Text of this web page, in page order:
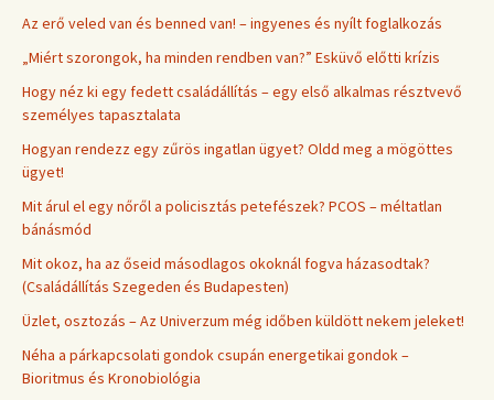
Az erő veled van és benned van! – ingyenes és nyílt foglalkozás
„Miért szorongok, ha minden rendben van?” Esküvő előtti krízis
Hogy néz ki egy fedett családállítás – egy első alkalmas résztvevő
személyes tapasztalata
Hogyan rendezz egy zűrös ingatlan ügyet? Oldd meg a mögöttes
ügyet!
Mit árul el egy nőről a policisztás petefészek? PCOS – méltatlan
bánásmód
Mit okoz, ha az őseid másodlagos okoknál fogva házasodtak?
(Családállítás Szegeden és Budapesten)
Üzlet, osztozás – Az Univerzum még időben küldött nekem jeleket!
Néha a párkapcsolati gondok csupán energetikai gondok –
Bioritmus és Kronobiológia